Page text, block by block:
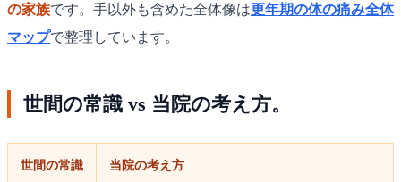
の家族です。手以外も含めた全体像は更年期の体の痛み全体
マップで整理しています。
世間の常識 vs 当院の考え方。
世間の常識 当院の考え方